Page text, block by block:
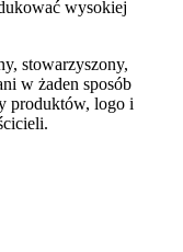
wysokiej
stowarzyszony,
w żaden sposób
produktów, logo i